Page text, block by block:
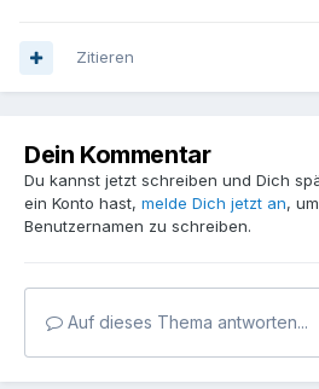
Zitieren
Dein Kommentar
Du kannst jetzt schreiben und Dich
ein Konto hast, melde Dich jetzt an,
Benutzernamen zu schreiben.
Auf dieses Thema antworten...